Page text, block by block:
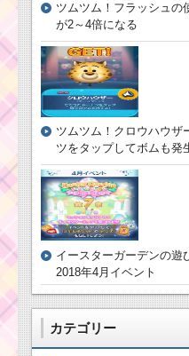
ツムツム！フラッシュの
が2～4倍になる
ツムツム！クロウハウザ
ツをタップしてボムも発
イースターガーデンの遊
2018年4月イベント
カテゴリー